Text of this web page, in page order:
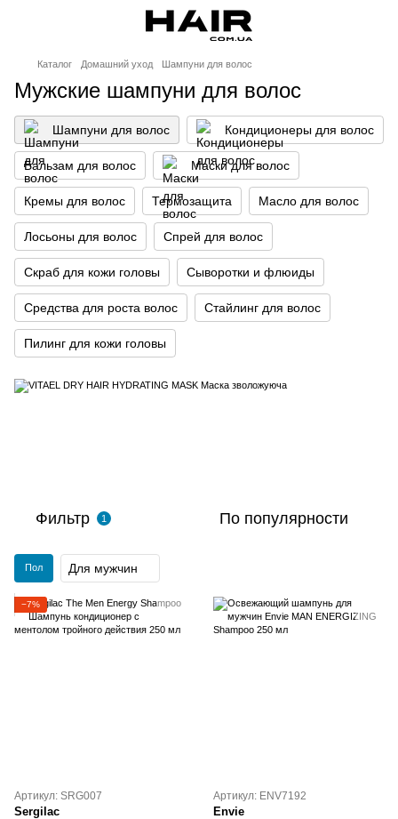
Каталог Домашний уход Шампуни для волос
Мужские шампуни для волос
Шампуни для волос Кондиционеры для волос
Бальзам для волос Маски для волос
Кремы для волос Термозащита Масло для волос
Лосьоны для волос Спрей для волос
Скраб для кожи головы Сыворотки и флюиды
Средства для роста волос Стайлинг для волос
Пилинг для кожи головы
Фильтр 1 По популярности
Пол Для мужчин
−7%
Артикул: SRG007
Sergilac
Артикул: ENV7192
Envie